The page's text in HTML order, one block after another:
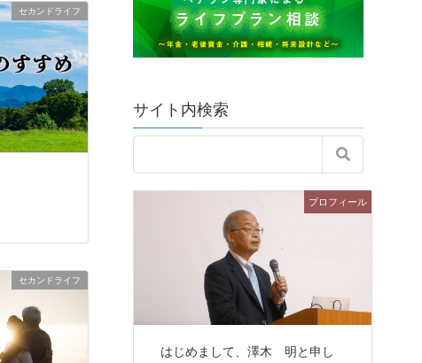
セカンドライフ
セカンドライフ
サイト内検索
プロフィール
はじめまして、澤木 明と申し